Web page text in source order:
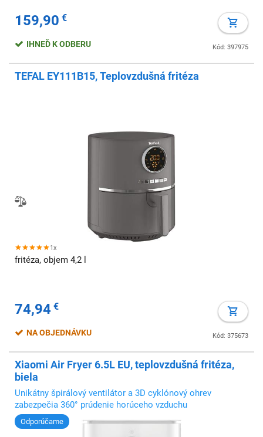
159,90 €
Kód: 397975
IHNEĎ K ODBERU
TEFAL EY111B15, Teplovzdušná fritéza
1x
fritéza, objem 4,2 l
74,94 €
Kód: 375673
NA OBJEDNÁVKU
Xiaomi Air Fryer 6.5L EU, teplovzdušná fritéza,
biela
Unikátny špirálový ventilátor a 3D cyklónový ohrev
zabezpečia 360° prúdenie horúceho vzduchu
Odporúčame